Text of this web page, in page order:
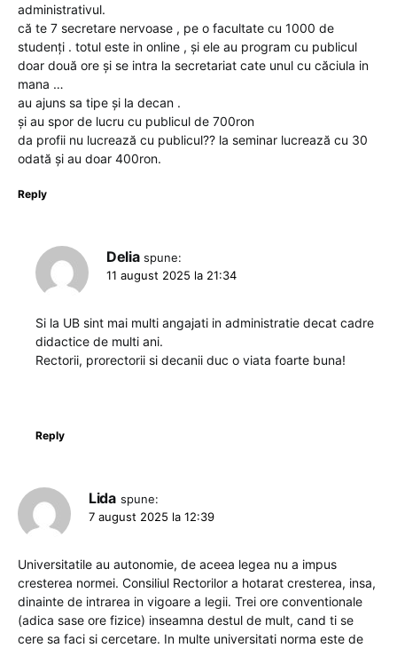
administrativul.
că te 7 secretare nervoase , pe o facultate cu 1000 de
studenți . totul este in online , și ele au program cu publicul
doar două ore și se intra la secretariat cate unul cu căciula in
mana …
au ajuns sa tipe și la decan .
și au spor de lucru cu publicul de 700ron
da profii nu lucrează cu publicul?? la seminar lucrează cu 30
odată și au doar 400ron.
Reply
Delia spune:
11 august 2025 la 21:34
Si la UB sint mai multi angajati in administratie decat cadre
didactice de multi ani.
Rectorii, prorectorii si decanii duc o viata foarte buna!
Reply
Lida spune:
7 august 2025 la 12:39
Universitatile au autonomie, de aceea legea nu a impus
cresterea normei. Consiliul Rectorilor a hotarat cresterea, insa,
dinainte de intrarea in vigoare a legii. Trei ore conventionale
(adica sase ore fizice) inseamna destul de mult, cand ti se
cere sa faci si cercetare. In multe universitati norma este de